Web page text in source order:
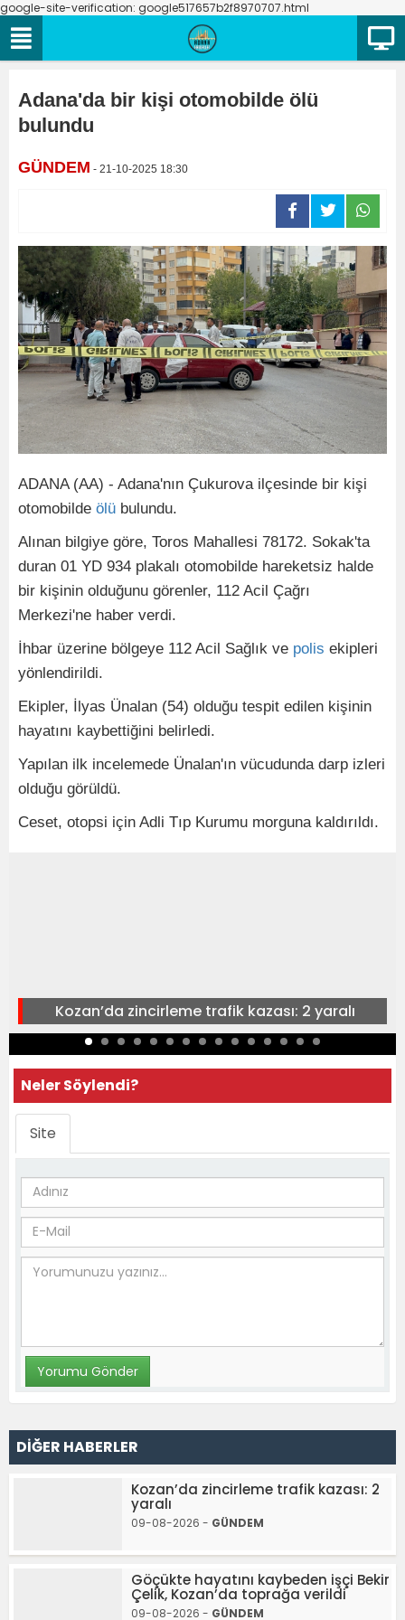
google-site-verification: google517657b2f8970707.html
Adana'da bir kişi otomobilde ölü
bulundu
GÜNDEM - 21-10-2025 18:30
ADANA (AA) - Adana'nın Çukurova ilçesinde bir kişi
otomobilde ölü bulundu.
Alınan bilgiye göre, Toros Mahallesi 78172. Sokak'ta
duran 01 YD 934 plakalı otomobilde hareketsiz halde
bir kişinin olduğunu görenler, 112 Acil Çağrı
Merkezi'ne haber verdi.
İhbar üzerine bölgeye 112 Acil Sağlık ve polis ekipleri
yönlendirildi.
Ekipler, İlyas Ünalan (54) olduğu tespit edilen kişinin
hayatını kaybettiğini belirledi.
Yapılan ilk incelemede Ünalan'ın vücudunda darp izleri
olduğu görüldü.
Ceset, otopsi için Adli Tıp Kurumu morguna kaldırıldı.
Kozan’da zincirleme trafik kazası: 2 yaralı
Neler Söylendi?
Site
DİĞER HABERLER
Kozan’da zincirleme trafik kazası: 2
yaralı
09-08-2026 - GÜNDEM
Göçükte hayatını kaybeden işçi Bekir
Çelik, Kozan’da toprağa verildi
09-08-2026 - GÜNDEM